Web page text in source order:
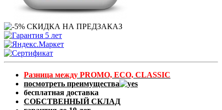
Разница между PROMO, ECO, CLASSIC
посмотреть преимущества
бесплатная доставка
СОБСТВЕННЫЙ СКЛАД